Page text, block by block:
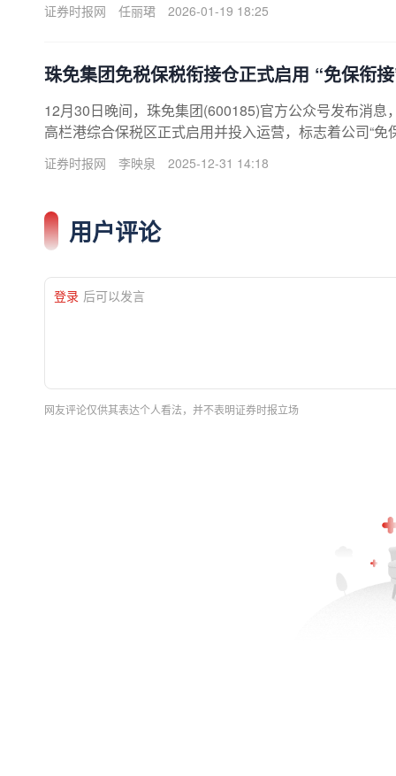
证券时报网
任丽珺 2026-01-19 18:25
珠免集团免税保税衔接仓正式启用 “免保衔
12月30日晚间，珠免集团(600185)官方公众号发布消
高栏港综合保税区正式启用并投入运营，标志着公司“
国内最早开展免税品经营的企业之一，珠免集团积极响
接”的改革部署，高标准推进高栏港免保衔接仓建设。
求在区内完成免税、保税品互转，显著提升供应链效
证券时报网 李映泉 2025-12-31 14:18
用户评论
登录 后可以发言
网友评论仅供其表达个人看法，并不表明证券时报立场